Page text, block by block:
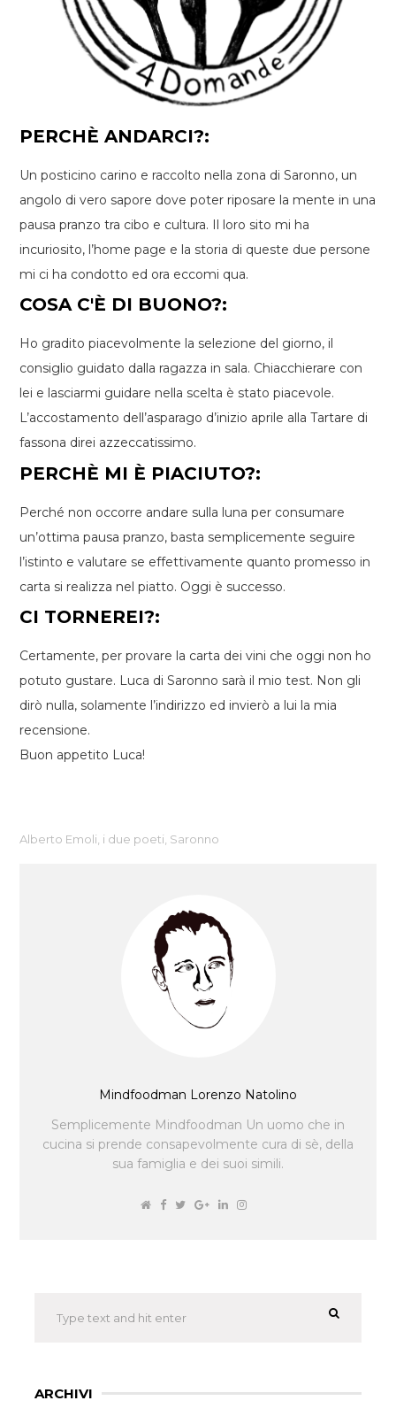
PERCHÈ ANDARCI?:
Un posticino carino e raccolto nella zona di Saronno, un
angolo di vero sapore dove poter riposare la mente in una
pausa pranzo tra cibo e cultura. Il loro sito mi ha
incuriosito, l’home page e la storia di queste due persone
mi ci ha condotto ed ora eccomi qua.
COSA C'È DI BUONO?:
Ho gradito piacevolmente la selezione del giorno, il
consiglio guidato dalla ragazza in sala. Chiacchierare con
lei e lasciarmi guidare nella scelta è stato piacevole.
L’accostamento dell’asparago d’inizio aprile alla Tartare di
fassona direi azzeccatissimo.
PERCHÈ MI È PIACIUTO?:
Perché non occorre andare sulla luna per consumare
un’ottima pausa pranzo, basta semplicemente seguire
l’istinto e valutare se effettivamente quanto promesso in
carta si realizza nel piatto. Oggi è successo.
CI TORNEREI?:
Certamente, per provare la carta dei vini che oggi non ho
potuto gustare. Luca di Saronno sarà il mio test. Non gli
dirò nulla, solamente l’indirizzo ed invierò a lui la mia
recensione.
Buon appetito Luca!
Alberto Emoli, i due poeti, Saronno
Mindfoodman Lorenzo Natolino
Semplicemente Mindfoodman Un uomo che in
cucina si prende consapevolmente cura di sè, della
sua famiglia e dei suoi simili.
ARCHIVI